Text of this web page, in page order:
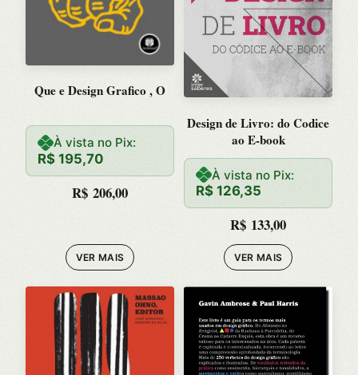
Que e Design Grafico , O
À vista no Pix:
R$ 195,70
R$ 206,00
VER MAIS
Design de Livro: do Codice
ao E-book
À vista no Pix:
R$ 126,35
R$ 133,00
VER MAIS